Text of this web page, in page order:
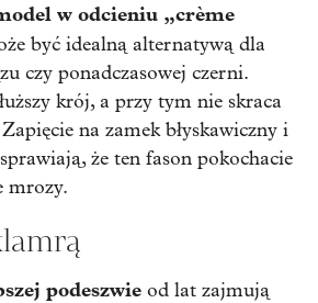
w odcieniu „crème
być idealną alternatywą dla
czy ponadczasowej czerni.
krój, a przy tym nie skraca
na zamek błyskawiczny i
że ten fason pokochacie
mrozy.
podeszwie od lat zajmują